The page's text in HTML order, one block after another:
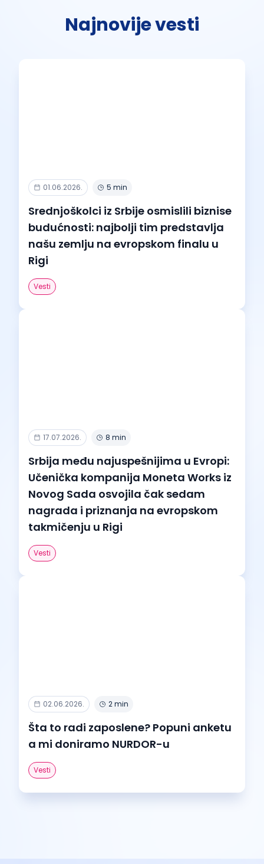
Najnovije vesti
01.06.2026. 5 min
Srednjoškolci iz Srbije osmislili biznise
budućnosti: najbolji tim predstavlja
našu zemlju na evropskom finalu u
Rigi
Vesti
17.07.2026. 8 min
Srbija među najuspešnijima u Evropi:
Učenička kompanija Moneta Works iz
Novog Sada osvojila čak sedam
nagrada i priznanja na evropskom
takmičenju u Rigi
Vesti
02.06.2026. 2 min
Šta to radi zaposlene? Popuni anketu
a mi doniramo NURDOR-u
Vesti